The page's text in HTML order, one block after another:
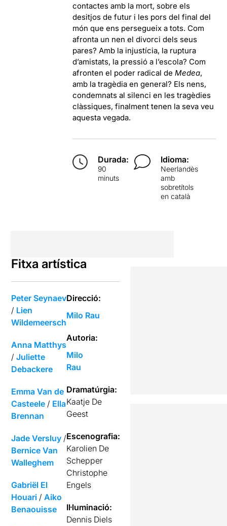
contactes amb la mort, sobre els
desitjos de futur i les pors del final del
món que ens persegueix a tots. Com
afronta un nen el divorci dels seus
pares? Amb la injustícia, la ruptura
d’amistats, la pressió a l’escola? Com
afronten el poder radical deMedea,
amb la tragèdia en general? Els nens,
condemnats al silenci en les tragèdies
clàssiques, finalment tenen la seva veu
aquesta vegada.
Durada:
90
minuts
Idioma:
Neerlandès
amb
sobretítols
en català
Fitxa artística
Peter Seynaev
/ Lien
Wildemeersch
Anna Matthys
/Juliette
Debackere
Emma Van de
Casteele / Ella
Brennan
Jade Versluy /
Bernice Van
Walleghem
Gabriël El
Houari /Aiko
Benaouisse
Direcció:
Milo Rau
Autoria:
Milo
Rau
Dramatúrgia:
Kaatje De
Geest
Escenografia:
Karolien De
Schepper
Christophe
Engels
Il·luminació:
Dennis Diels